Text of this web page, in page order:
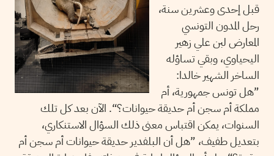
قبل إحدى وعشرين سنة،
رحل المدون التونسي
المعارض لبن علي زهير
اليحياوي، وبقي تساؤله
الساخر الشهير خالدا:
”هل تونس جمهورية، أم
مملكة أم سجن أم حديقة حيوانات؟“. الآن بعد كل تلك
السنوات، يمكن اقتباس معنى ذلك السؤال الاستنكاري،
بتعديل طفيف، ”هل أن البلفدير حديقة حيوانات أم سجن أم